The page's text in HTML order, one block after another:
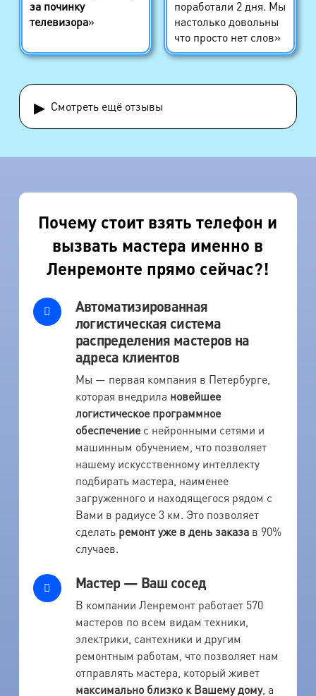
за починку
телевизора»
поработали 2 дня. Мы
настолько довольны
что просто нет слов»
▸ Смотреть ещё отзывы
Почему стоит взять телефон и
вызвать мастера именно в
Ленремонте прямо сейчас?!
Автоматизированная
логистическая система
распределения мастеров на
адреса клиентов
Мы — первая компания в Петербурге,
которая внедрила новейшее
логистическое программное
обеспечениес нейронными сетями и
машинным обучением, что позволяет
нашему искусственному интеллекту
подбирать мастера, наименее
загруженного и находящегося рядом с
Вами в радиусе 3 км. Это позволяет
сделать ремонт уже в день заказав 90%
случаев.
Мастер — Ваш сосед
В компании Ленремонт работает 570
мастеров по всем видам техники,
электрики, сантехники и другим
ремонтным работам, что позволяет нам
отправлять мастера, который живет
максимально близко к Вашему дому, а